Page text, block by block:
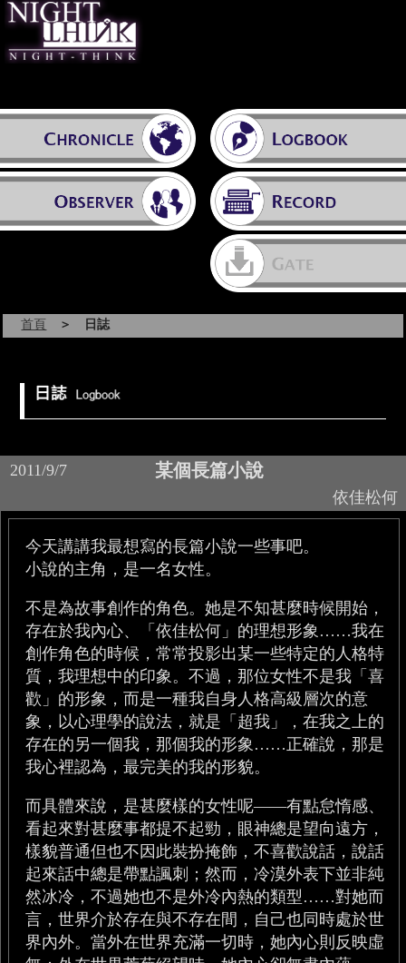
首頁 ＞ 日誌
2011/9/7 某個長篇小說
依佳松何
今天講講我最想寫的長篇小說一些事吧。
小說的主角，是一名女性。
不是為故事創作的角色。她是不知甚麼時候開始，
存在於我內心、「依佳松何」的理想形象……我在
創作角色的時候，常常投影出某一些特定的人格特
質，我理想中的印象。不過，那位女性不是我「喜
歡」的形象，而是一種我自身人格高級層次的意
象，以心理學的說法，就是「超我」，在我之上的
存在的另一個我，那個我的形象……正確說，那是
我心裡認為，最完美的我的形貌。
而具體來說，是甚麼樣的女性呢——有點怠惰感、
看起來對甚麼事都提不起勁，眼神總是望向遠方，
樣貌普通但也不因此裝扮掩飾，不喜歡說話，說話
起來話中總是帶點諷刺；然而，冷漠外表下並非純
然冰冷，不過她也不是外冷內熱的類型……對她而
言，世界介於存在與不存在間，自己也同時處於世
界內外。當外在世界充滿一切時，她內心則反映虛